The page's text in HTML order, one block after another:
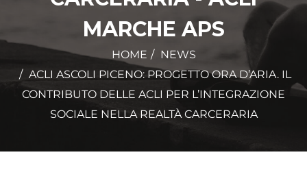
MARCHE APS
HOME
NEWS
ACLI ASCOLI PICENO: PROGETTO ORA D’ARIA. IL
CONTRIBUTO DELLE ACLI PER L’INTEGRAZIONE
SOCIALE NELLA REALTÀ CARCERARIA